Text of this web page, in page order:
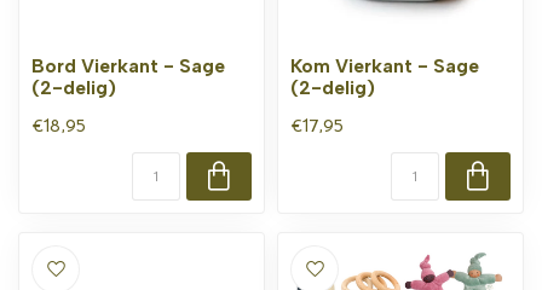
Bord Vierkant - Sage
(2-delig)
€18,95
Kom Vierkant - Sage
(2-delig)
€17,95